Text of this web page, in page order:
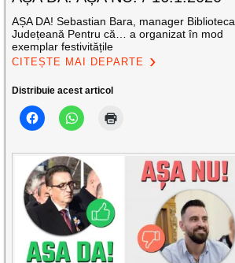
AȘA DA! Sebastian Bara, manager Biblioteca
Județeană Pentru că… a organizat în mod
exemplar festivitățile
CITEȘTE MAI DEPARTE
Distribuie acest articol